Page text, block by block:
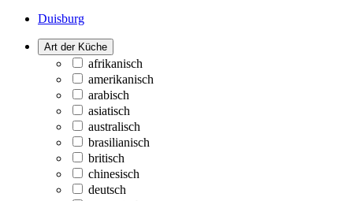
Duisburg
Art der Küche
afrikanisch
amerikanisch
arabisch
asiatisch
australisch
brasilianisch
britisch
chinesisch
deutsch